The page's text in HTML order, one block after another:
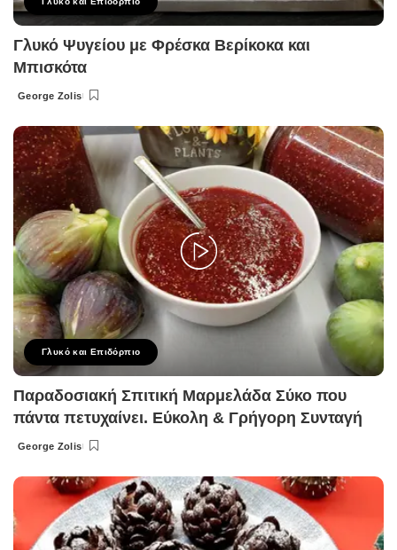
Γλυκό Ψυγείου με Φρέσκα Βερίκοκα και
Μπισκότα
Posted
George Zolis
Γλυκό και Επιδόρπιο
Παραδοσιακή Σπιτική Μαρμελάδα Σύκο που
πάντα πετυχαίνει. Εύκολη & Γρήγορη Συνταγή
Posted
George Zolis